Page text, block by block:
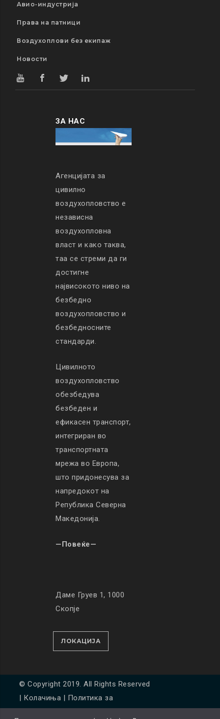
Авио-индустрија
Права на патници
Воздухоплови без екипаж
Новости
ЗА НАС
Агенцијата за
цивилно
воздухопловство е
независна
воздухопловна
власт и како таква,
таа се стреми да ги
достигне
највисокото ниво на
безбедно
воздухопловство и
безбедносните
стандарди.
Цивилното
воздухопловство
обезбедува
безбеден и
ефикасен транспорт,
интегриран во
транспортната
мрежа во Европа,
што придонесува за
напредокот на
Република Северна
Македонија.
—Повеќе—
Даме Груев 1, 1000
Скопје
ЛОКАЦИЈА
© Copyright 2019. All Rights Reserved
Колачиња
Политика за